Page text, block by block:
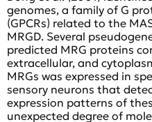
genomes, a family of G
(GPCRs) related to the
MRGD. Several
predicted MRG proteins
extracellular, and
MRGs was expressed in
sensory neurons that
expression patterns of
unexpected degree of